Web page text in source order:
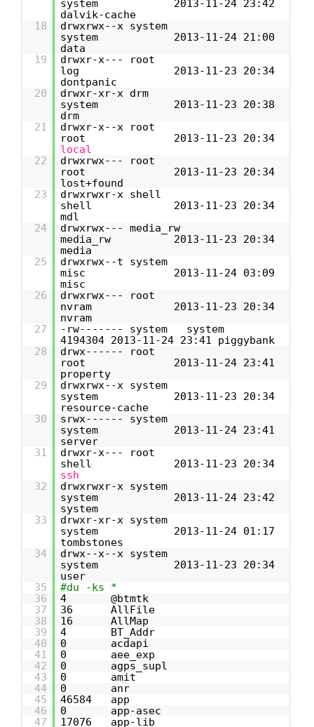
system 2013-11-24 23:42
dalvik-cache
18
drwxrwx--x system
system 2013-11-24 21:00
data
19
drwxr-x--- root
log 2013-11-23 20:34
dontpanic
20
drwxr-xr-x drm
system 2013-11-23 20:38
drm
21
drwxr-x--x root
root 2013-11-23 20:34
local
22
drwxrwx--- root
root 2013-11-23 20:34
lost+found
23
drwxrwxr-x shell
shell 2013-11-23 20:34
mdl
24
drwxrwx--- media_rw
media_rw 2013-11-23 20:34
media
25
drwxrwx--t system
misc 2013-11-24 03:09
misc
26
drwxrwx--- root
nvram 2013-11-23 20:34
nvram
27
-rw------- system system
4194304 2013-11-24 23:41 piggybank
28
drwx------ root
root 2013-11-24 23:41
property
29
drwxrwx--x system
system 2013-11-23 20:34
resource-cache
30
srwx------ system
system 2013-11-24 23:41
server
31
drwxr-x--- root
shell 2013-11-23 20:34
ssh
32
drwxrwxr-x system
system 2013-11-24 23:42
system
33
drwxr-xr-x system
system 2013-11-24 01:17
tombstones
34
drwx--x--x system
system 2013-11-23 20:34
user
35
#du -ks *
36
4 @btmtk
37
36 AllFile
38
16 AllMap
39
4 BT_Addr
40
0 acdapi
41
0 aee_exp
42
0 agps_supl
43
0 amit
44
0 anr
45
46584 app
46
0 app-asec
47
17076 app-lib